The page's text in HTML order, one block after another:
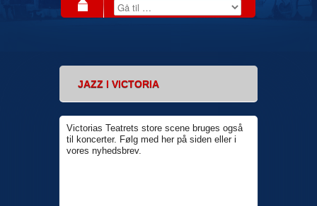
JAZZ I VICTORIA
Victorias Teatrets store scene bruges også
til koncerter. Følg med her på siden eller i
vores nyhedsbrev.